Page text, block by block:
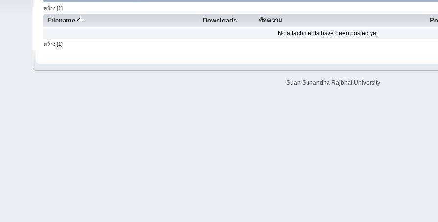
หน้า: [1]
Filename Downloads ข้อความ
No attachments have been posted yet.
หน้า: [1]
Suan Sunandha Rajbhat University